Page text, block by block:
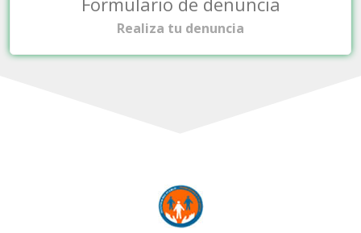
Realiza tu denuncia